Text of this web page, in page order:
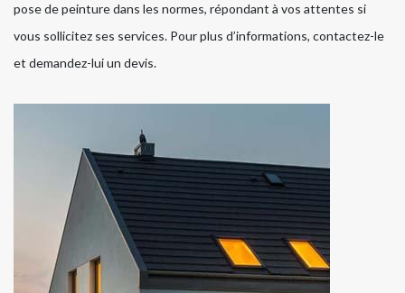
pose de peinture dans les normes, répondant à vos attentes si
vous sollicitez ses services. Pour plus d’informations, contactez-le
et demandez-lui un devis.